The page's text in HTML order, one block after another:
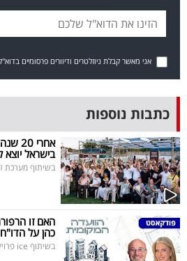
אחרינו:
אני מאשר קבלת ניוזלטרים ודיוורים פרסומיים
כתבות נוספות
אחרי
בישראל יוצא
בשיתוף מערכת
האם זו
כהן על
בשיתוף ice פרויקטים